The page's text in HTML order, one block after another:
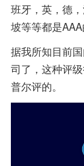
班牙，英，德
坡等等都是
据我所知目前
司了，这种评
普尔评的。